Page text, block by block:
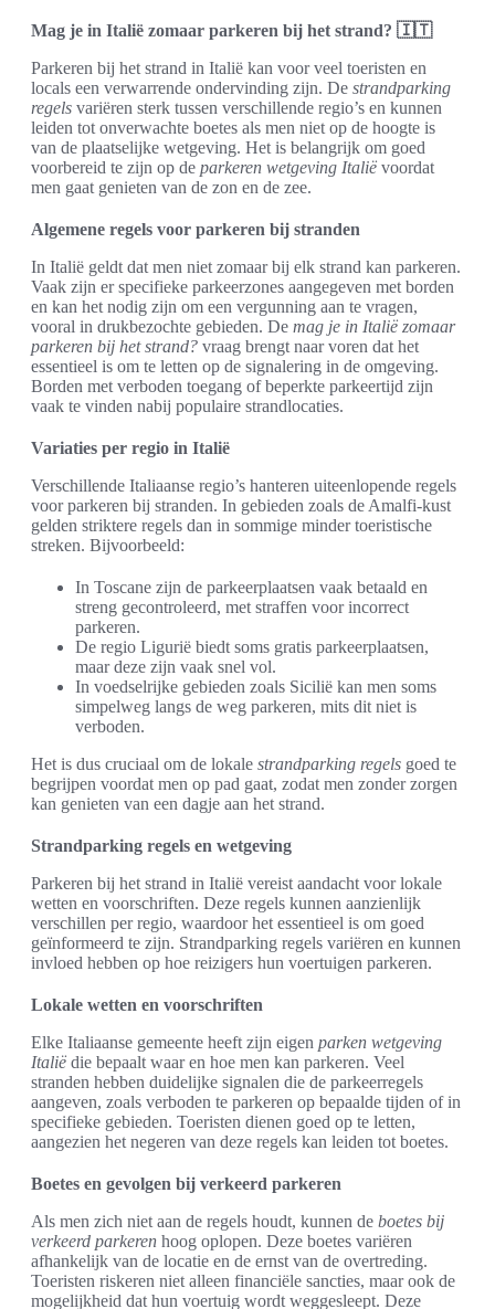
Mag je in Italië zomaar parkeren bij het strand? 🇮🇹
Parkeren bij het strand in Italië kan voor veel toeristen en
locals een verwarrende ondervinding zijn. De strandparking
regels variëren sterk tussen verschillende regio’s en kunnen
leiden tot onverwachte boetes als men niet op de hoogte is
van de plaatselijke wetgeving. Het is belangrijk om goed
voorbereid te zijn op de parkeren wetgeving Italië voordat
men gaat genieten van de zon en de zee.
Algemene regels voor parkeren bij stranden
In Italië geldt dat men niet zomaar bij elk strand kan parkeren.
Vaak zijn er specifieke parkeerzones aangegeven met borden
en kan het nodig zijn om een vergunning aan te vragen,
vooral in drukbezochte gebieden. De mag je in Italië zomaar
parkeren bij het strand? vraag brengt naar voren dat het
essentieel is om te letten op de signalering in de omgeving.
Borden met verboden toegang of beperkte parkeertijd zijn
vaak te vinden nabij populaire strandlocaties.
Variaties per regio in Italië
Verschillende Italiaanse regio’s hanteren uiteenlopende regels
voor parkeren bij stranden. In gebieden zoals de Amalfi-kust
gelden striktere regels dan in sommige minder toeristische
streken. Bijvoorbeeld:
In Toscane zijn de parkeerplaatsen vaak betaald en
streng gecontroleerd, met straffen voor incorrect
parkeren.
De regio Ligurië biedt soms gratis parkeerplaatsen,
maar deze zijn vaak snel vol.
In voedselrijke gebieden zoals Sicilië kan men soms
simpelweg langs de weg parkeren, mits dit niet is
verboden.
Het is dus cruciaal om de lokale strandparking regels goed te
begrijpen voordat men op pad gaat, zodat men zonder zorgen
kan genieten van een dagje aan het strand.
Strandparking regels en wetgeving
Parkeren bij het strand in Italië vereist aandacht voor lokale
wetten en voorschriften. Deze regels kunnen aanzienlijk
verschillen per regio, waardoor het essentieel is om goed
geïnformeerd te zijn. Strandparking regels variëren en kunnen
invloed hebben op hoe reizigers hun voertuigen parkeren.
Lokale wetten en voorschriften
Elke Italiaanse gemeente heeft zijn eigen parken wetgeving
Italië die bepaalt waar en hoe men kan parkeren. Veel
stranden hebben duidelijke signalen die de parkeerregels
aangeven, zoals verboden te parkeren op bepaalde tijden of in
specifieke gebieden. Toeristen dienen goed op te letten,
aangezien het negeren van deze regels kan leiden tot boetes.
Boetes en gevolgen bij verkeerd parkeren
Als men zich niet aan de regels houdt, kunnen de boetes bij
verkeerd parkeren hoog oplopen. Deze boetes variëren
afhankelijk van de locatie en de ernst van de overtreding.
Toeristen riskeren niet alleen financiële sancties, maar ook de
mogelijkheid dat hun voertuig wordt weggesleept. Deze